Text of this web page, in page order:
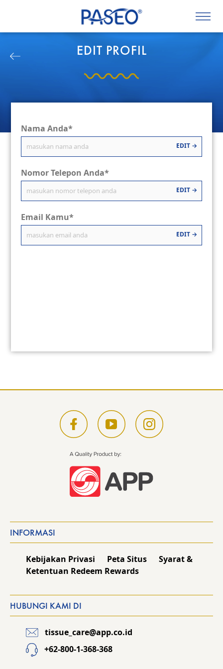
EDIT PROFIL
Nama Anda*
EDIT →
Nomor Telepon Anda*
EDIT →
Email Kamu*
EDIT →
INFORMASI
Kebijakan Privasi Peta Situs
Syarat &
Ketentuan Redeem Rewards
HUBUNGI KAMI DI
tissue_care@app.co.id
+62-800-1-368-368